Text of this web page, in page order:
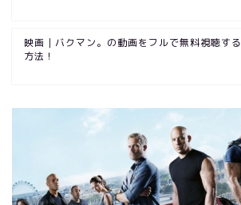
映画｜バクマン。の動画をフルで無料視聴する
方法！